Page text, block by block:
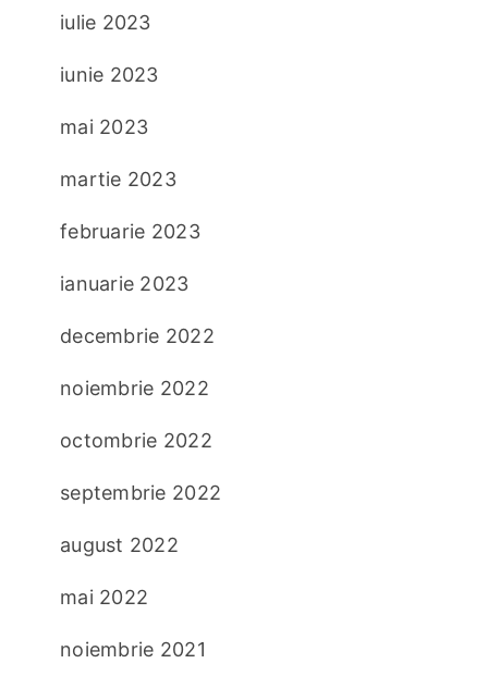
iulie 2023
iunie 2023
mai 2023
martie 2023
februarie 2023
ianuarie 2023
decembrie 2022
noiembrie 2022
octombrie 2022
septembrie 2022
august 2022
mai 2022
noiembrie 2021